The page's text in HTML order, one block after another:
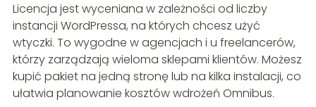
Licencja jest wyceniana w zależności od liczby
instancji WordPressa, na których chcesz użyć
wtyczki. To wygodne w agencjach i u freelancerów,
którzy zarządzają wieloma sklepami klientów. Możesz
kupić pakiet na jedną stronę lub na kilka instalacji, co
ułatwia planowanie kosztów wdrożeń Omnibus.